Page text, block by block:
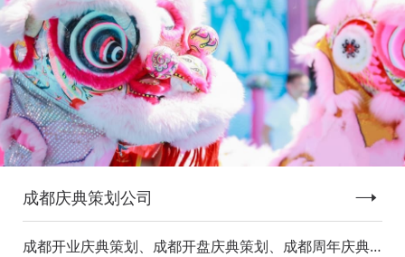
成都庆典策划公司
成都开业庆典策划、成都开盘庆典策划、成都周年庆典